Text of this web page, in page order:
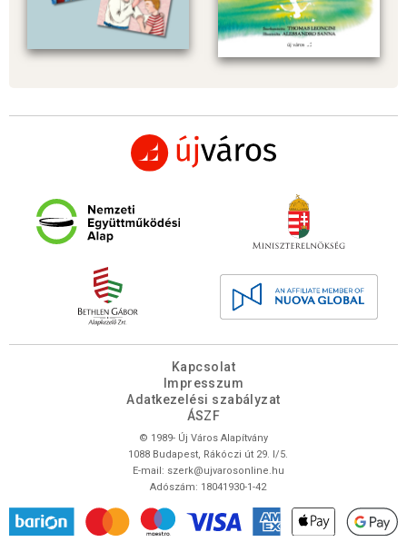
Kapcsolat
Impresszum
Adatkezelési szabályzat
ÁSZF
© 1989- Új Város Alapítvány
1088 Budapest, Rákóczi út 29. I/5.
E-mail: szerk@ujvarosonline.hu
Adószám: 18041930-1-42